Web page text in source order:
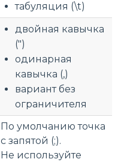
табуляция (\t)
двойная кавычка
(")
одинарная
кавычка (,)
вариант без
ограничителя
По умолчанию точка
с запятой (;).
Не используйте